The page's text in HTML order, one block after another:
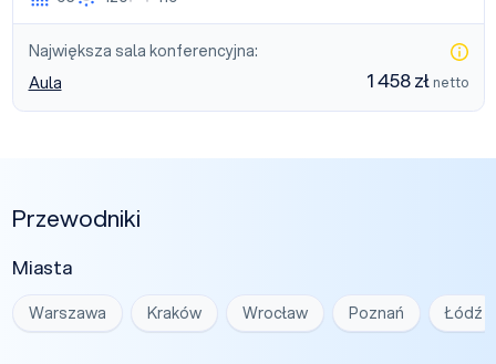
Największa sala konferencyjna:
Aula
1 458 zł netto
Przewodniki
Miasta
Warszawa Kraków Wrocław Poznań Łódź